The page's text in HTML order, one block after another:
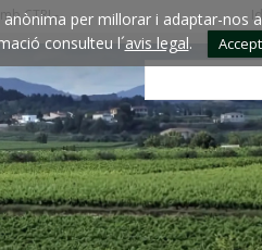
per millorar i adaptar-nos
consulteu l´avis legal.
CTRL-